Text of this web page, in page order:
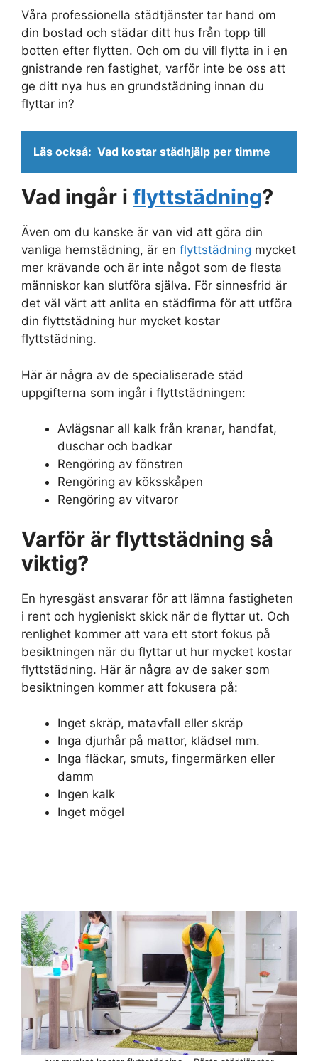
Våra professionella städtjänster tar hand om
din bostad och städar ditt hus från topp till
botten efter flytten. Och om du vill flytta in i en
gnistrande ren fastighet, varför inte be oss att
ge ditt nya hus en grundstädning innan du
flyttar in?
Läs också: Vad kostar städhjälp per timme
Vad ingår i flyttstädning?
Även om du kanske är van vid att göra din
vanliga hemstädning, är en flyttstädning mycket
mer krävande och är inte något som de flesta
människor kan slutföra själva. För sinnesfrid är
det väl värt att anlita en städfirma för att utföra
din flyttstädning hur mycket kostar
flyttstädning.
Här är några av de specialiserade städ
uppgifterna som ingår i flyttstädningen:
Avlägsnar all kalk från kranar, handfat,
duschar och badkar
Rengöring av fönstren
Rengöring av köksskåpen
Rengöring av vitvaror
Varför är flyttstädning så
viktig?
En hyresgäst ansvarar för att lämna fastigheten
i rent och hygieniskt skick när de flyttar ut. Och
renlighet kommer att vara ett stort fokus på
besiktningen när du flyttar ut hur mycket kostar
flyttstädning. Här är några av de saker som
besiktningen kommer att fokusera på:
Inget skräp, matavfall eller skräp
Inga djurhår på mattor, klädsel mm.
Inga fläckar, smuts, fingermärken eller
damm
Ingen kalk
Inget mögel